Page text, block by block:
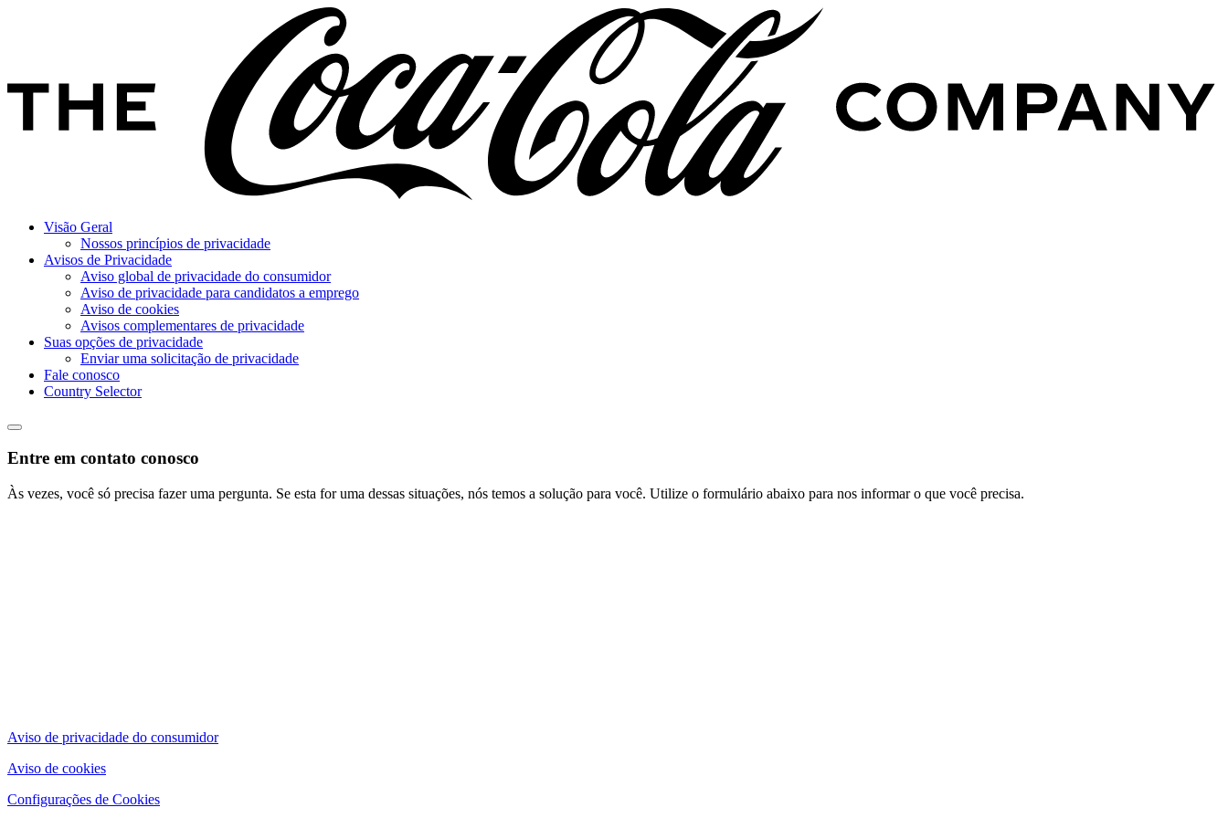
Visão Geral
Nossos princípios de privacidade
Avisos de Privacidade
Aviso global de privacidade do consumidor
Aviso de privacidade para candidatos a emprego
Aviso de cookies
Avisos complementares de privacidade
Suas opções de privacidade
Enviar uma solicitação de privacidade
Fale conosco
Country Selector
Entre em contato conosco
Às vezes, você só precisa fazer uma pergunta. Se esta for uma dessas situações, nós temos a solução para você. Utilize o formulário abaixo para nos informar o que você precisa.
Aviso de privacidade do consumidor
Aviso de cookies
Configurações de Cookies